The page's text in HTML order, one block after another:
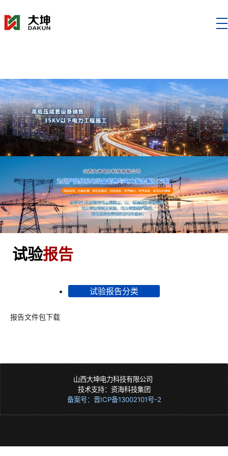
试验报告
试验报告分类
报告文件包下载
山西大坤电力科技有限公司
技术支持：资海科技集团
备案号：晋ICP备13002101号-2